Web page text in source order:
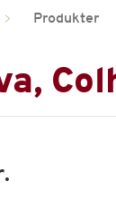
Produkter